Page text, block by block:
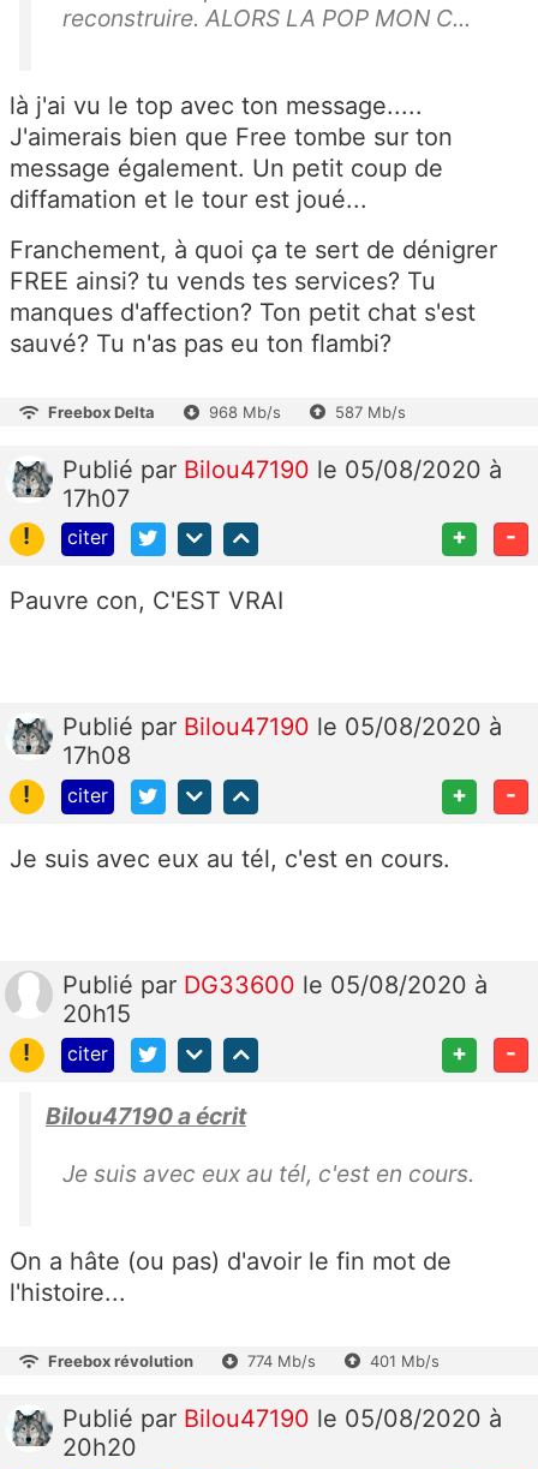
reconstruire. ALORS LA POP MON C...
là j'ai vu le top avec ton message.....
J'aimerais bien que Free tombe sur ton
message également. Un petit coup de
diffamation et le tour est joué...
Franchement, à quoi ça te sert de dénigrer
FREE ainsi? tu vends tes services? Tu
manques d'affection? Ton petit chat s'est
sauvé? Tu n'as pas eu ton flambi?
Freebox Delta 968 Mb/s 587 Mb/s
Publié par Bilou47190 le 05/08/2020 à
17h07
!
citer + -
Pauvre con, C'EST VRAI
Publié par Bilou47190 le 05/08/2020 à
17h08
!
citer + -
Je suis avec eux au tél, c'est en cours.
Publié par DG33600 le 05/08/2020 à
20h15
!
citer + -
Bilou47190 a écrit
Je suis avec eux au tél, c'est en cours.
On a hâte (ou pas) d'avoir le fin mot de
l'histoire...
Freebox révolution 774 Mb/s 401 Mb/s
Publié par Bilou47190 le 05/08/2020 à
20h20